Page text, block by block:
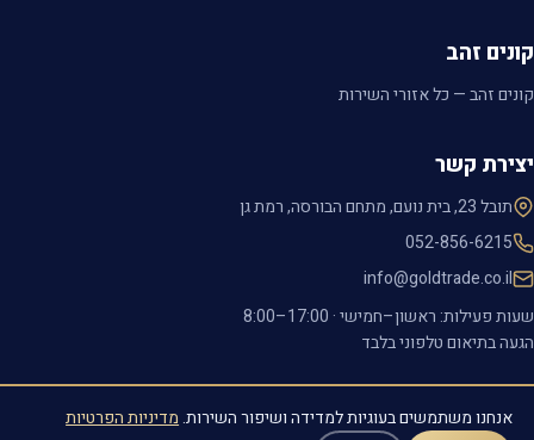
קונים זהב
קונים זהב — כל אזורי השירות
יצירת קשר
תובל 23, בית נועם, מתחם הבורסה, רמת גן
052-856-6215
info@goldtrade.co.il
שעות פעילות: ראשון–חמישי · 8:00–17:00
הגעה בתיאום טלפוני בלבד
אנחנו משתמשים בעוגיות למדידה ושיפור השירות.מדיניות הפרטיות